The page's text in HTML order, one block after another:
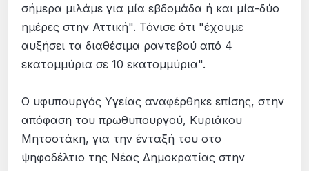
σήμερα μιλάμε για μία εβδομάδα ή και μία-δύο
ημέρες στην Αττική". Τόνισε ότι "έχουμε
αυξήσει τα διαθέσιμα ραντεβού από 4
εκατομμύρια σε 10 εκατομμύρια".
Ο υφυπουργός Υγείας αναφέρθηκε επίσης, στην
απόφαση του πρωθυπουργού, Κυριάκου
Μητσοτάκη, για την ένταξή του στο
ψηφοδέλτιο της Νέας Δημοκρατίας στην